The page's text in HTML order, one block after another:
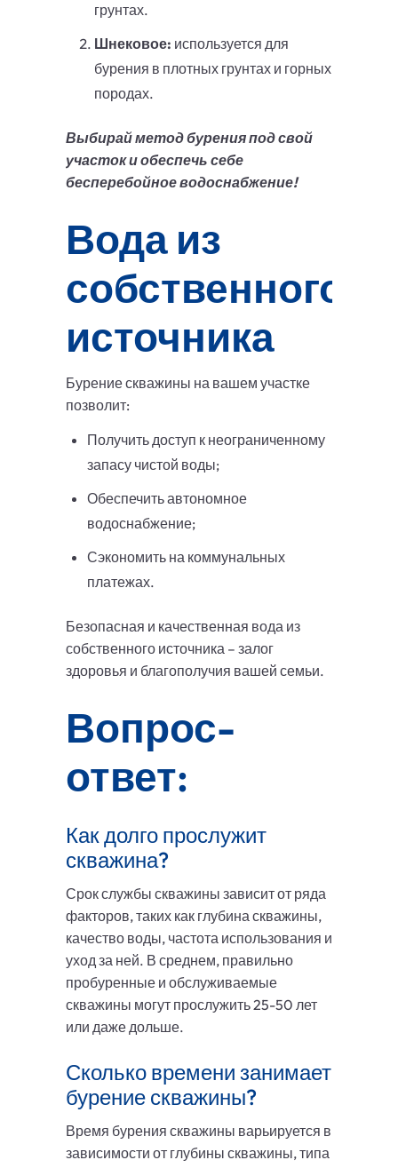
грунтах.
Шнековое: используется для
бурения в плотных грунтах и горных
породах.
Выбирай метод бурения под свой
участок и обеспечь себе
бесперебойное водоснабжение!
Вода из
собственного
источника
Бурение скважины на вашем участке
позволит:
Получить доступ к неограниченному
запасу чистой воды;
Обеспечить автономное
водоснабжение;
Сэкономить на коммунальных
платежах.
Безопасная и качественная вода из
собственного источника – залог
здоровья и благополучия вашей семьи.
Вопрос-
ответ:
Как долго прослужит
скважина?
Срок службы скважины зависит от ряда
факторов, таких как глубина скважины,
качество воды, частота использования и
уход за ней. В среднем, правильно
пробуренные и обслуживаемые
скважины могут прослужить 25-50 лет
или даже дольше.
Сколько времени занимает
бурение скважины?
Время бурения скважины варьируется в
зависимости от глубины скважины, типа